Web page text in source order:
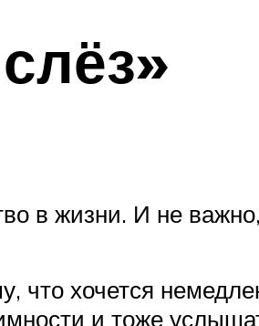
в жизни. И не
что хочется
и тоже